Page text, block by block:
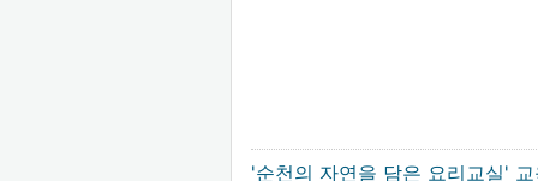
'순천의 자연을 담은 요리교실'